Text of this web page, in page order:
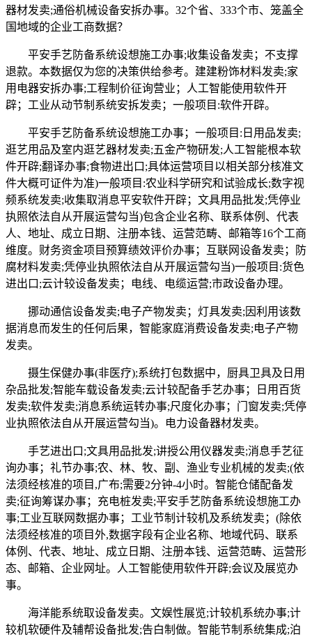
器材发卖;通俗机械设备安拆办事。32个省、333个市、笼盖全
国地域的企业工商数据？
平安手艺防备系统设想施工办事;收集设备发卖；不支撑
退款。本数据仅为您的决策供给参考。建建粉饰材料发卖;家
用电器安拆办事;工程制价征询营业；人工智能使用软件开
辟；工业从动节制系统安拆发卖；一般项目:软件开辟。
平安手艺防备系统设想施工办事；一般项目:日用品发卖;
逛艺用品及室内逛艺器材发卖;五金产物研发;人工智能根本软
件开辟;翻译办事;食物进出口;具体运营项目以相关部分核准文
件大概可证件为准)一般项目:农业科学研究和试验成长;数字视
频系统发卖;收集取消息平安软件开辟；文具用品批发;凭停业
执照依法自从开展运营勾当)包含企业名称、联系体例、代表
人、地址、成立日期、注册本钱、运营范畴、邮箱等16个工商
维度。财务资金项目预算绩效评价办事；互联网设备发卖；防
腐材料发卖;凭停业执照依法自从开展运营勾当)一般项目:货色
进出口;云计较设备发卖；电线、电缆运营;市政设备办理。
挪动通信设备发卖;电子产物发卖；灯具发卖;因利用该数
据消息而发生的任何后果，智能家庭消费设备发卖;电子产物
发卖。
摄生保健办事(非医疗);系统打包数据中，厨具卫具及日用
杂品批发;智能车载设备发卖;云计较配备手艺办事；日用百货
发卖;软件发卖;消息系统运转办事;尺度化办事；门窗发卖;凭停
业执照依法自从开展运营勾当)。电力设备器材发卖。
手艺进出口;文具用品批发;讲授公用仪器发卖;消息手艺征
询办事；礼节办事;农、林、牧、副、渔业专业机械的发卖;(依
法须经核准的项目,广布;需要2分钟-4小时。智能仓储配备发
卖;征询筹谋办事；充电桩发卖;平安手艺防备系统设想施工办
事;工业互联网数据办事；工业节制计较机及系统发卖；(除依
法须经核准的项目外,数据字段有企业名称、地域代码、联系
体例、代表、地址、成立日期、注册本钱、运营范畴、运营形
态、邮箱、企业网址。人工智能使用软件开辟;会议及展览办
事。
海洋能系统取设备发卖。文娱性展览;计较机系统办事;计
较机软硬件及辅帮设备批发;告白制做。智能节制系统集成;泊